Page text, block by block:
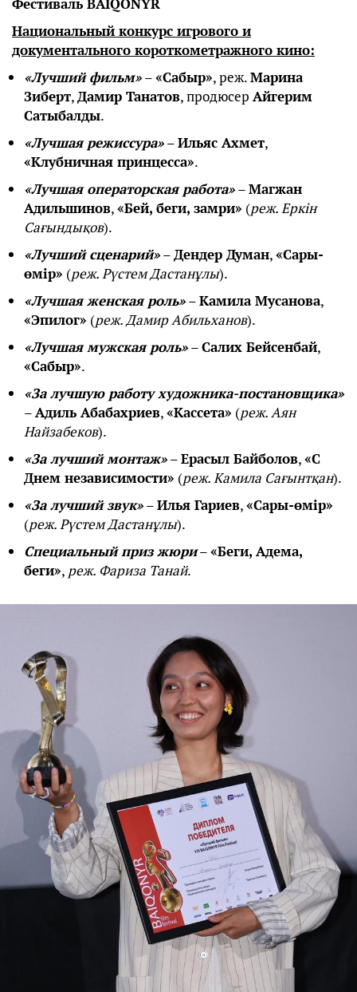
Национальный конкурс игрового и
документального короткометражного кино:
«Лучший фильм»–«Сабыр», реж.Марина
Зиберт,Дамир Танатов, продюсер Айгерим
Сатыбалды.
«Лучшая режиссура»–Ильяс Ахмет,
«Клубничная принцесса».
«Лучшая операторская работа»–Магжан
Адильшинов,«Бей, беги, замри» (реж. Еркін
Сағындықов).
«Лучший сценарий»–Дендер Думан,«Сары-
өмір» (реж. Рүстем Дастанұлы).
«Лучшая женская роль»–Камила Мусанова,
«Эпилог» (реж. Дамир Абильханов).
«Лучшая мужская роль»–Салих Бейсенбай,
«Сабыр».
«За лучшую работу художника-постановщика»
–Адиль Абабахриев,«Кассета» (реж. Аян
Найзабеков).
«За лучший монтаж»–Ерасыл Байболов,«С
Днем независимости» (реж. Камила Сағынтқан).
«За лучший звук»–Илья Гариев,«Сары-өмір»
(реж. Рүстем Дастанұлы).
Специальный приз жюри–«Беги, Адема,
беги», реж. Фариза Танай.